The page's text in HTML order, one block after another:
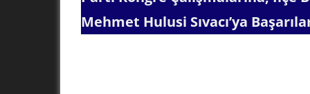
Mehmet Hulusi Sıvacı’ya